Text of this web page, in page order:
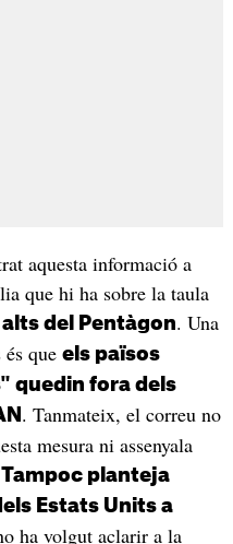
aquesta informació a
que hi ha sobre la taula
del Pentàgon. Una
és que els països
quedin fora dels
. Tanmateix, el correu no
mesura ni assenyala
Tampoc planteja
Estats Units a
ha volgut aclarir a la